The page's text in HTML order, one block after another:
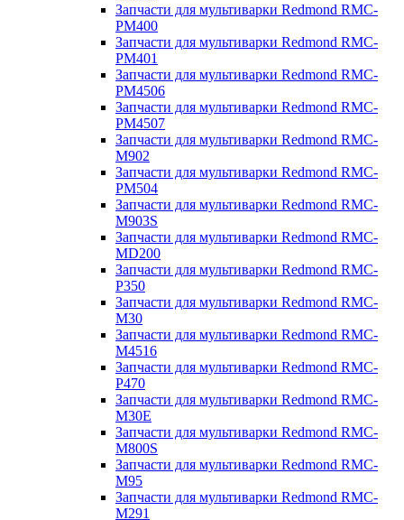
Запчасти для мультиварки Redmond RMC-
PM400
Запчасти для мультиварки Redmond RMC-
PM401
Запчасти для мультиварки Redmond RMC-
PM4506
Запчасти для мультиварки Redmond RMC-
PM4507
Запчасти для мультиварки Redmond RMC-
M902
Запчасти для мультиварки Redmond RMC-
PM504
Запчасти для мультиварки Redmond RMC-
M903S
Запчасти для мультиварки Redmond RMC-
MD200
Запчасти для мультиварки Redmond RMC-
P350
Запчасти для мультиварки Redmond RMC-
M30
Запчасти для мультиварки Redmond RMC-
M4516
Запчасти для мультиварки Redmond RMC-
P470
Запчасти для мультиварки Redmond RMC-
M30E
Запчасти для мультиварки Redmond RMC-
M800S
Запчасти для мультиварки Redmond RMC-
M95
Запчасти для мультиварки Redmond RMC-
M291